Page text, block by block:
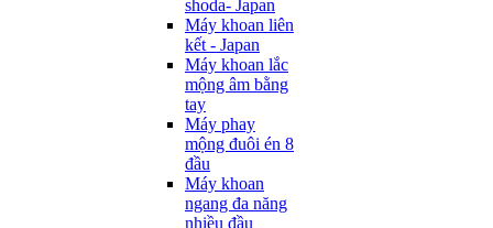
shoda- Japan
Máy khoan liên
kết - Japan
Máy khoan lắc
mộng âm bằng
tay
Máy phay
mộng đuôi én 8
đầu
Máy khoan
ngang đa năng
nhiều đầu